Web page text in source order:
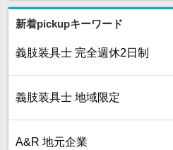
新着pickupキーワード
義肢装具士 完全週休2日制
義肢装具士 地域限定
A&R 地元企業